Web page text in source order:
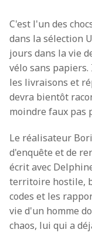
C'est l'un des
dans la sélection
jours dans la vie
vélo sans
les livraisons et
devra bientôt
moindre faux pas
Le réalisateur
d'enquête et de
écrit avec
territoire hostile,
codes et les
vie d'un homme
chaos, lui qui a